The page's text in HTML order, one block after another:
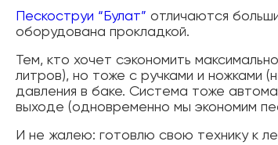
Пескоструи “Булат” отличаются
оборудована прокладкой.
Тем, кто хочет сэкономить
литров), но тоже с ручками и ножками
давления в баке. Система тоже
выходе (одновременно мы экономим
И не жалею: готовлю свою технику к